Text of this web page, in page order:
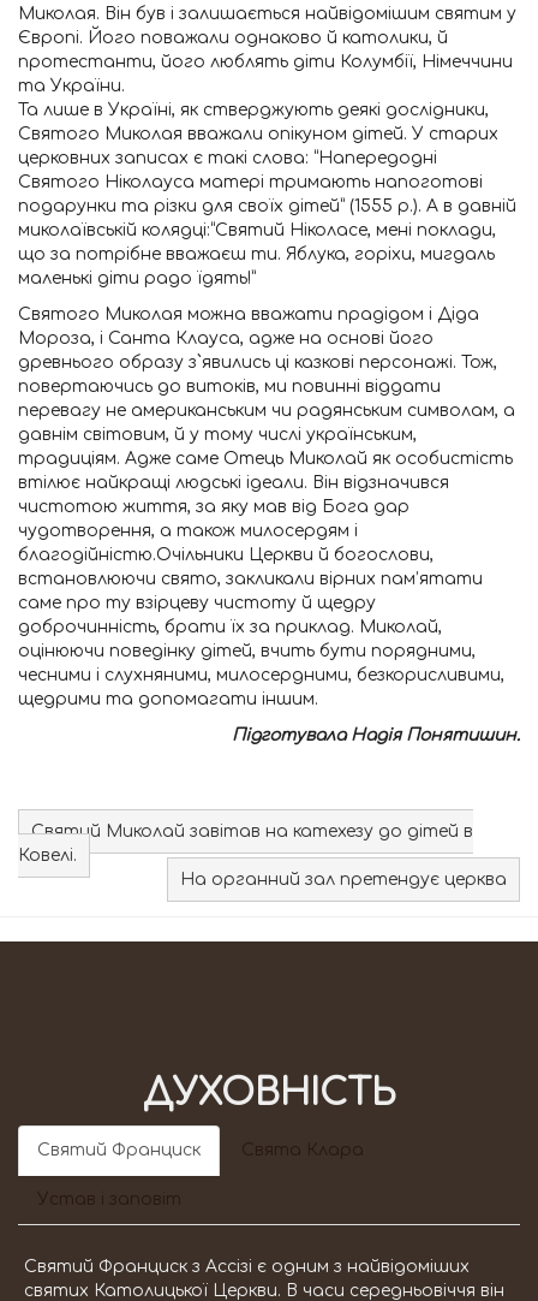
Миколая. Він був і залишається найвідомішим святим у
Європі. Його поважали однаково й католики, й
протестанти, його люблять діти Колумбії, Німеччини
та України.
Та лише в Україні, як стверджують деякі дослідники,
Святого Миколая вважали опікуном дітей. У старих
церковних записах є такі слова: “Напередодні
Святого Ніколауса матері тримають напоготові
подарунки та різки для своїх дітей” (1555 р.). А в давній
миколаївській колядці:“Святий Ніколасе, мені поклади,
що за потрібне вважаєш ти. Яблука, горіхи, мигдаль
маленькі діти радо їдять!”
Святого Миколая можна вважати прадідом і Діда
Мороза, і Санта Клауса, адже на основі його
древнього образу з`явились ці казкові персонажі. Тож,
повертаючись до витоків, ми повинні віддати
перевагу не американським чи радянським символам, а
давнім світовим, й у тому числі українським,
традиціям. Адже саме Отець Миколай як особистість
втілює найкращі людські ідеали. Він відзначився
чистотою життя, за яку мав від Бога дар
чудотворення, а також милосердям і
благодійністю.Очільники Церкви й богослови,
встановлюючи свято, закликали вірних пам’ятати
саме про ту взірцеву чистоту й щедру
доброчинність, брати їх за приклад. Миколай,
оцінюючи поведінку дітей, вчить бути порядними,
чесними і слухняними, милосердними, безкорисливими,
щедрими та допомагати іншим.
Підготувала Надія Понятишин.
Святий Миколай завітав на катехезу до дітей в
Ковелі.
На органний зал претендує церква
ДУХОВНІСТЬ
Святий Франциск Свята Клара
Устав і заповіт
Святий Франциск з Ассізі є одним з найвідоміших
святих Католицької Церкви. В часи середньовіччя він